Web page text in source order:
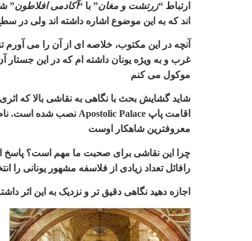
ارتباط “زرتشت و مغان” با “آکادمی افلاطون”
اند که به این موضوع اشاره داشته اند ولی
آنچه در این مکتوب، خلاصه ای از آن را می آورم
غرب و به ویژه یونان داشته ام که در این
موکول می کنم
شاید گشایش بحث با نگاهی به نقاشی بالا که
اقامت پاپ
نصب شده است. نام
معروفترین شاهکار اوست
چرا این نقاشی برای صحبت ما مهم است؟ پاسخ
رافائل تعداد زیادی از فلاسفه مشهور یونانی را
اجازه دهید نگاهی دقیق تر و نزدیک به این اثر